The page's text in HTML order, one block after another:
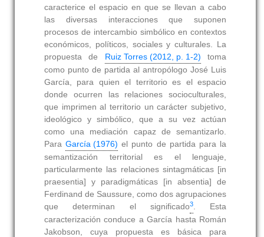
caracterice el espacio en que se llevan a cabo
las diversas interacciones que suponen
procesos de intercambio simbólico en contextos
económicos, políticos, sociales y culturales. La
propuesta de Ruiz Torres (2012, p. 1-2) toma
como punto de partida al antropólogo José Luis
García, para quien el territorio es el espacio
donde ocurren las relaciones socioculturales,
que imprimen al territorio un carácter subjetivo,
ideológico y simbólico, que a su vez actúan
como una mediación capaz de semantizarlo.
ParaGarcía (1976) el punto de partida para la
semantización territorial es el lenguaje,
particularmente las relaciones sintagmáticas [in
praesentia] y paradigmáticas [in absentia] de
Ferdinand de Saussure, como dos agrupaciones
que determinan el significado3. Esta
caracterización conduce a García hasta Román
Jakobson, cuya propuesta es básica para